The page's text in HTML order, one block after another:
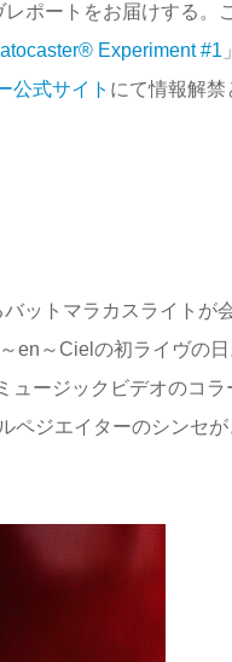
ポートをお届けする。
Experiment #1
公式サイト にて情報解禁
ットマラカスライトが
en～Cielの初ライヴの
ュージックビデオのコラ
ペジエイターのシンセが